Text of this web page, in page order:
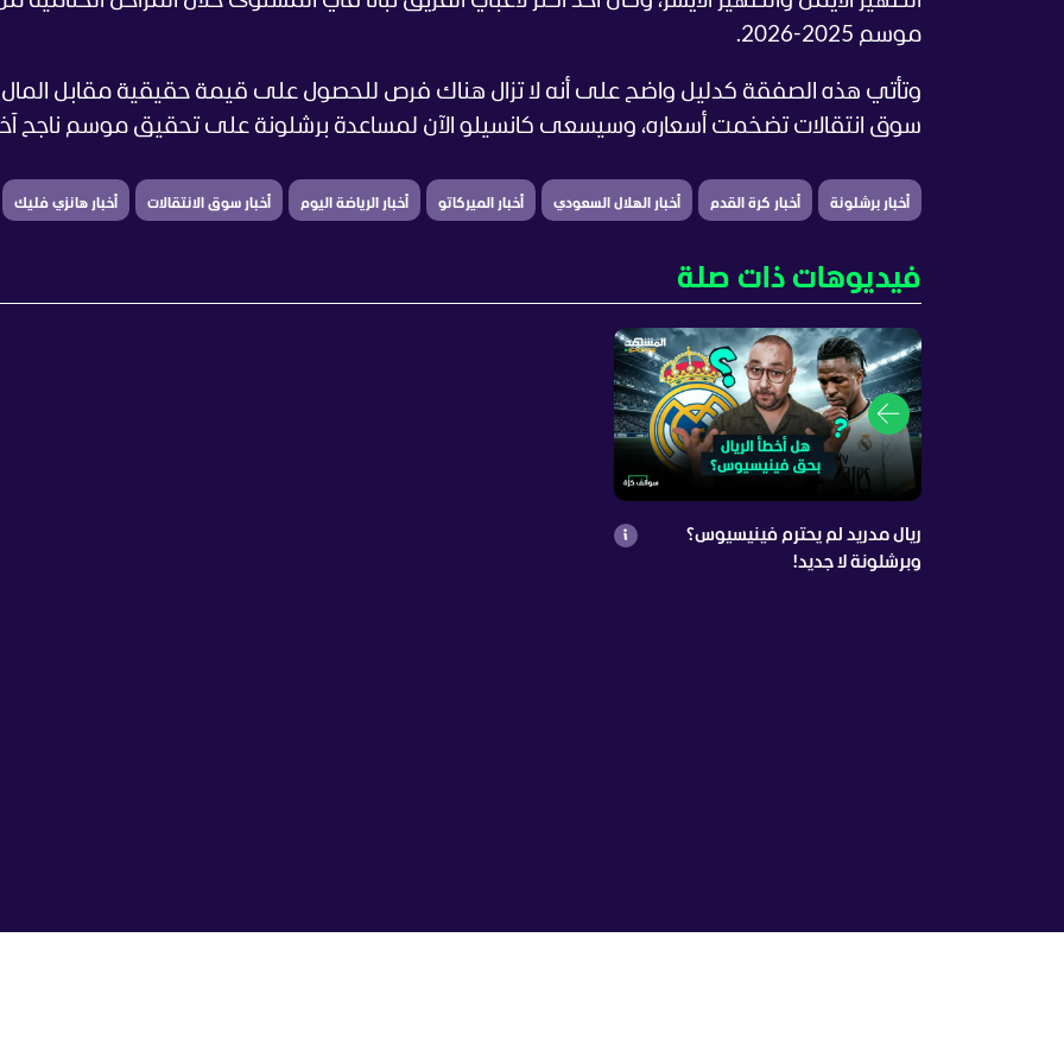
موسم 2025-2026.
وتأتي هذه الصفقة كدليل واضح على أنه لا تزال هناك فرص للحصول على قيمة حقيقية مقابل
سوق انتقالات تضخمت أسعاره، وسيسعى كانسيلو الآن لمساعدة برشلونة على تحقيق موسم ناجح
أخبار برشلونة أخبار كرة القدم أخبار الهلال السعودي أخبار الميركاتو أخبار الرياضة اليوم أخبار سوق الانتقالات أخبار هانزي فليك
فيديوهات ذات صلة
ريال مدريد لم يحترم فينيسيوس؟
وبرشلونة لا جديد!